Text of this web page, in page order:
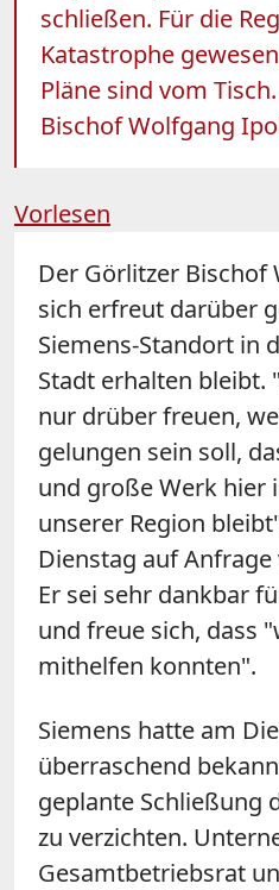
schließen. Für die
Katastrophe
Pläne sind vom
Bischof Wolfgang
Vorlesen
Der Görlitzer
sich erfreut darüber
Siemens-Standort in
Stadt erhalten bleibt.
nur drüber freuen,
gelungen sein soll,
und große Werk hier
unserer Region
Dienstag auf
Er sei sehr dankbar
und freue sich, dass
mithelfen konnten".
Siemens hatte am
überraschend
geplante Schließung
zu verzichten.
Gesamtbetriebsrat